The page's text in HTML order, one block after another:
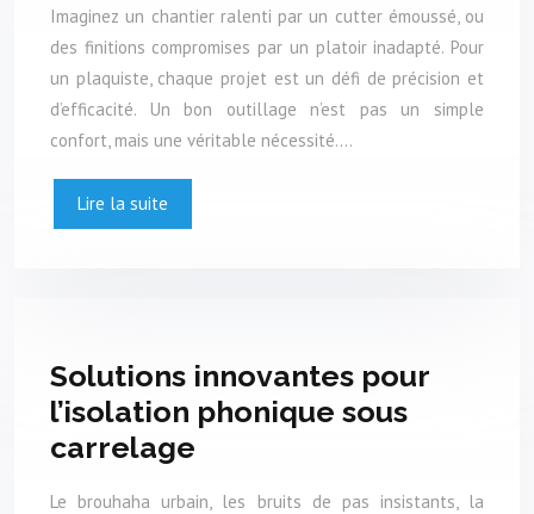
Imaginez un chantier ralenti par un cutter émoussé, ou
des finitions compromises par un platoir inadapté. Pour
un plaquiste, chaque projet est un défi de précision et
d’efficacité. Un bon outillage n’est pas un simple
confort, mais une véritable nécessité….
Lire la suite
Solutions innovantes pour
l’isolation phonique sous
carrelage
Le brouhaha urbain, les bruits de pas insistants, la